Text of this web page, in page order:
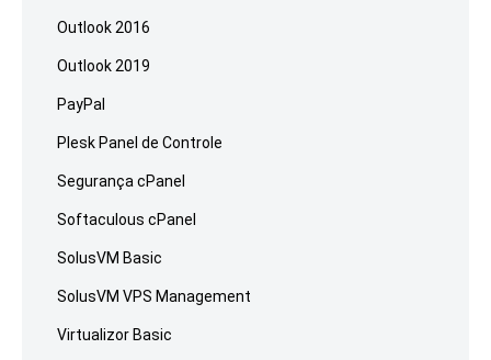
Outlook 2016
Outlook 2019
PayPal
Plesk Panel de Controle
Segurança cPanel
Softaculous cPanel
SolusVM Basic
SolusVM VPS Management
Virtualizor Basic